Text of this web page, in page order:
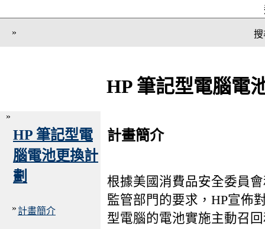
» 搜
HP 筆記型電腦電
»
HP 筆記型電
腦電池更換計
劃
» 計畫簡介
計畫簡介
根據美國消費品安全委員
監管部門的要求，HP宣佈
型電腦的電池實施主動召